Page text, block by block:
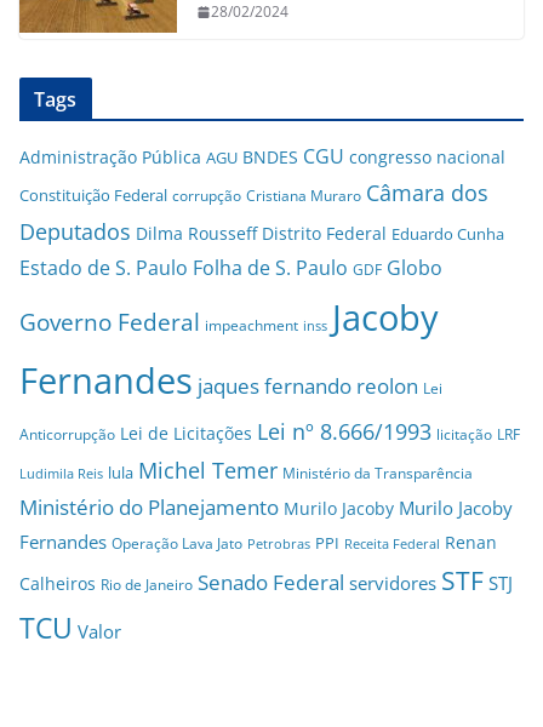
28/02/2024
Tags
Administração Pública AGU BNDES CGU congresso nacional
Constituição Federal corrupção Cristiana Muraro Câmara dos
Deputados Dilma Rousseff Distrito Federal Eduardo Cunha
Estado de S. Paulo Folha de S. Paulo GDF Globo
Governo Federal impeachment inss Jacoby
Fernandes jaques fernando reolon Lei
Anticorrupção Lei de Licitações Lei nº 8.666/1993 licitação LRF
Ludimila Reis lula Michel Temer Ministério da Transparência
Ministério do Planejamento Murilo Jacoby Murilo Jacoby
Fernandes Operação Lava Jato Petrobras PPI Receita Federal Renan
Calheiros Rio de Janeiro Senado Federal servidores STF STJ
TCU Valor